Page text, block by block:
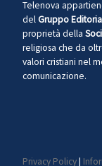
Telenova
delGruppo
proprietà della
religiosa che da
valori cristiani nel
comunicazione.
Privacy Policy|